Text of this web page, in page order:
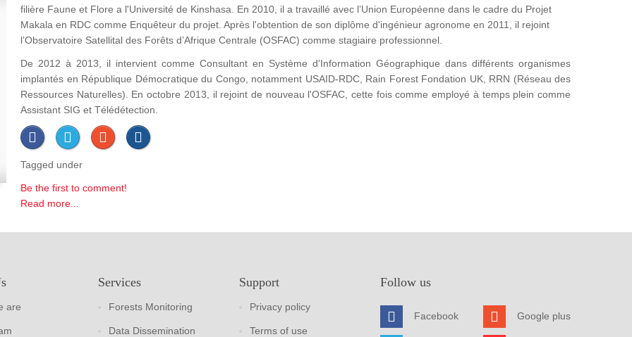
filière Faune et Flore a l'Université de Kinshasa. En 2010, il a travaillé avec l’Union Européenne dans le cadre du Projet
Makala en RDC comme Enquêteur du projet. Après l'obtention de son diplôme d'ingénieur agronome en 2011, il rejoint
l’Observatoire Satellital des Forêts d’Afrique Centrale (OSFAC) comme stagiaire professionnel.
De 2012 à 2013, il intervient comme Consultant en Système d'Information Géographique dans différents organismes
implantés en République Démocratique du Congo, notamment USAID-RDC, Rain Forest Fondation UK, RRN (Réseau des
Ressources Naturelles). En octobre 2013, il rejoint de nouveau l'OSFAC, cette fois comme employé à temps plein comme
Assistant SIG et Télédétection.
Tagged under
Be the first to comment!
Read more...
are
Services
Forests Monitoring
Data Dissemination
Support
Privacy policy
Terms of use
Follow us
Facebook Google plus